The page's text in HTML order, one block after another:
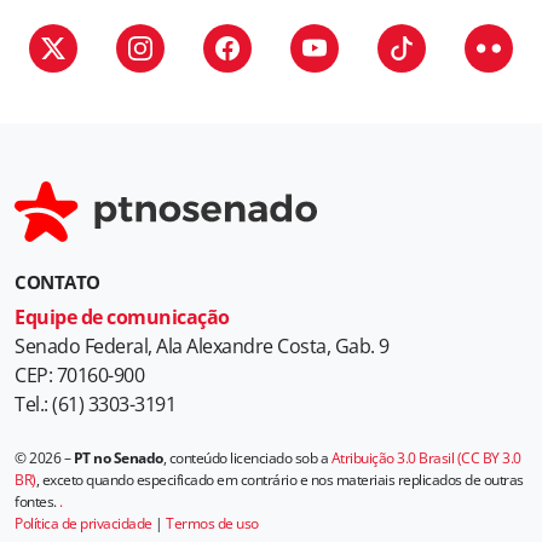
CONTATO
Equipe de comunicação
Senado Federal, Ala Alexandre Costa, Gab. 9
CEP: 70160-900
Tel.: (61) 3303-3191
© 2026 –PT no Senado, conteúdo licenciado sob aAtribuição 3.0 Brasil (CC BY 3.0
BR), exceto quando especificado em contrário e nos materiais replicados de outras
fontes..
Política de privacidade | Termos de uso